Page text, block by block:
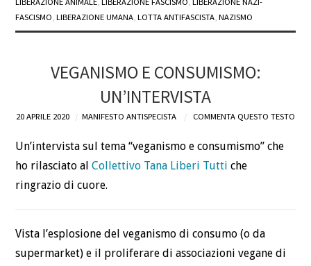
FASCISMO,LIBERAZIONE UMANA,LOTTA ANTIFASCISTA,NAZISMO
VEGANISMO E CONSUMISMO:
UN’INTERVISTA
20 APRILE 2020 MANIFESTO ANTISPECISTA COMMENTA QUESTO TESTO
Un’intervista sul tema “veganismo e consumismo” che
ho rilasciato alCollettivo Tana Liberi Tutti che
ringrazio di cuore.
Vista l’esplosione del veganismo di consumo (o da
supermarket) e il proliferare di associazioni vegane di